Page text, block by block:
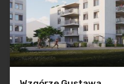
Ostatnie
Nowa era
Premiera nowego etapu
Polska na inwestycyjnej mapie